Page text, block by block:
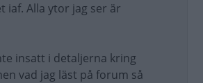
iaf. Alla ytor jag ser är
insatt i detaljerna kring
vad jag läst på forum så